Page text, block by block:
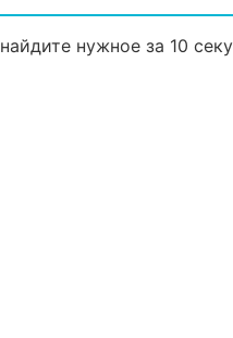
нужное за 10